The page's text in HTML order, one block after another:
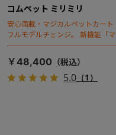
コムペット ミリミリ
安心満載・マジカルペットカー
フルモデルチェンジ。 新機能「
ディング」搭載
￥48,400
5.0（1）